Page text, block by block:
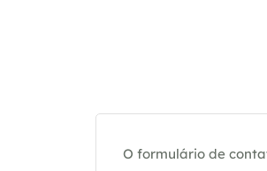
O formulário de